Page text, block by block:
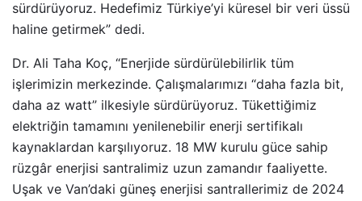
sürdürüyoruz. Hedefimiz Türkiye’yi küresel bir veri üssü
haline getirmek” dedi.
Dr. Ali Taha Koç, “Enerjide sürdürülebilirlik tüm
işlerimizin merkezinde. Çalışmalarımızı “daha fazla bit,
daha az watt” ilkesiyle sürdürüyoruz. Tükettiğimiz
elektriğin tamamını yenilenebilir enerji sertifikalı
kaynaklardan karşılıyoruz. 18 MW kurulu güce sahip
rüzgâr enerjisi santralimiz uzun zamandır faaliyette.
Uşak ve Van’daki güneş enerjisi santrallerimiz de 2024